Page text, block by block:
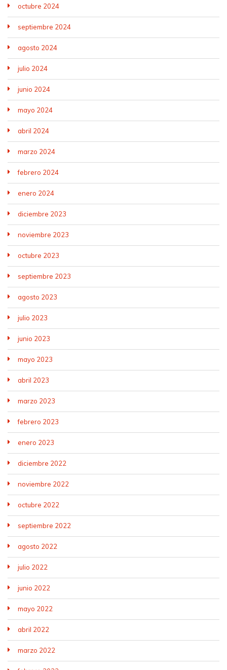
octubre 2024
septiembre 2024
agosto 2024
julio 2024
junio 2024
mayo 2024
abril 2024
marzo 2024
febrero 2024
enero 2024
diciembre 2023
noviembre 2023
octubre 2023
septiembre 2023
agosto 2023
julio 2023
junio 2023
mayo 2023
abril 2023
marzo 2023
febrero 2023
enero 2023
diciembre 2022
noviembre 2022
octubre 2022
septiembre 2022
agosto 2022
julio 2022
junio 2022
mayo 2022
abril 2022
marzo 2022